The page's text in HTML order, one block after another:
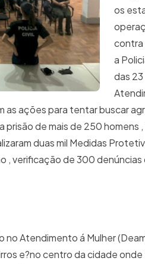
os
contra
a
das
as ações para tentar buscar
prisão de mais de 250 homens
duas mil Medidas
, verificação de 300
Atendimento á Mulher
e?no centro da cidade